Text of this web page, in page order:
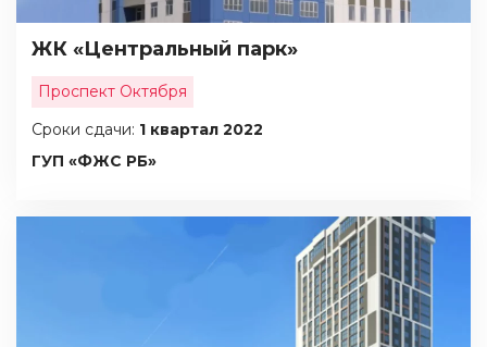
ЖК «Центральный парк»
Проспект Октября
Сроки сдачи: 1 квартал 2022
ГУП «ФЖС РБ»